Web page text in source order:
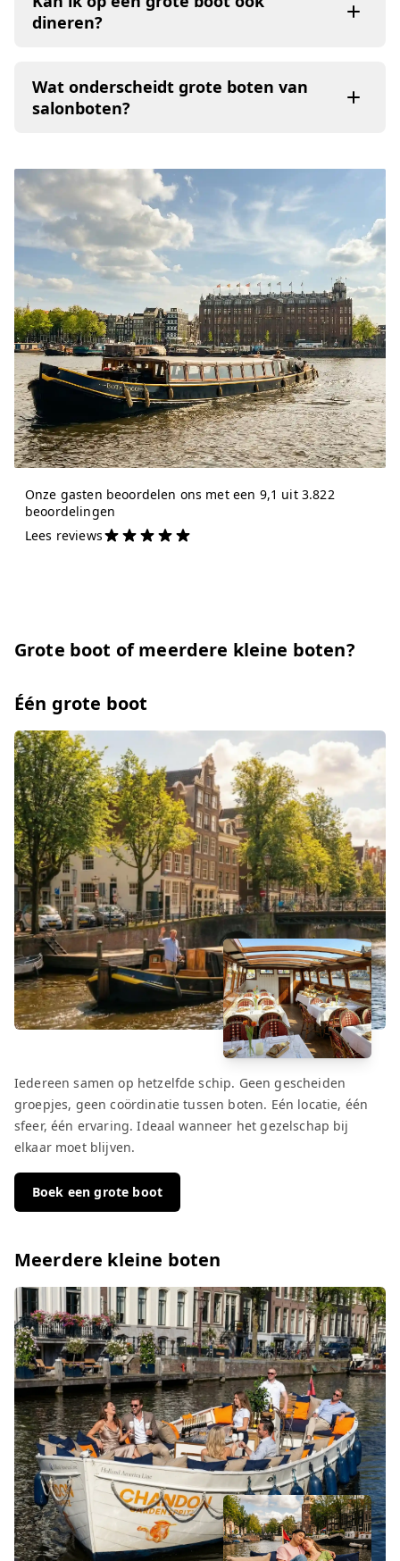
dineren?
Wat onderscheidt grote boten van
salonboten?
Onze gasten beoordelen ons met een 9,1 uit 3.822
beoordelingen
Lees reviews
Grote boot of meerdere kleine boten?
Één grote boot
Iedereen samen op hetzelfde schip. Geen gescheiden
groepjes, geen coördinatie tussen boten. Eén locatie, één
sfeer, één ervaring. Ideaal wanneer het gezelschap bij
elkaar moet blijven.
Boek een grote boot
Meerdere kleine boten